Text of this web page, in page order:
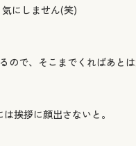
にしません(笑)
ので、そこまでくればあと
挨拶に顔出さないと。